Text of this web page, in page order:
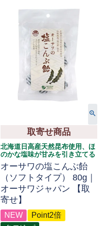
取寄せ商品
北海道日高産天然昆布使用、ほ
のかな塩味が甘みを引き立てる
オーサワの塩こんぶ飴
（ソフトタイプ） 80g｜
オーサワジャパン 【取
寄せ】
NEW
Point2倍